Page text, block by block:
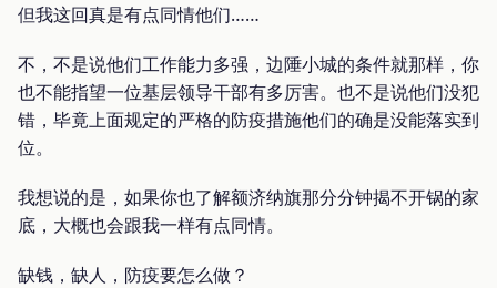
但我这回真是有点同情他们……
不，不是说他们工作能力多强，边陲小城的条件就那样，你
也不能指望一位基层领导干部有多厉害。也不是说他们没犯
错，毕竟上面规定的严格的防疫措施他们的确是没能落实到
位。
我想说的是，如果你也了解额济纳旗那分分钟揭不开锅的家
底，大概也会跟我一样有点同情。
缺钱，缺人，防疫要怎么做？